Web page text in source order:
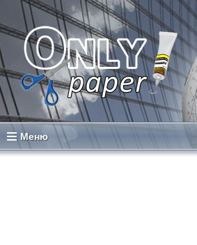
Меню